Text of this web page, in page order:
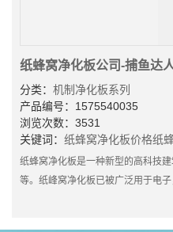
纸蜂窝净化板公司-捕鱼达
分类： 机制净化板系列
产品编号：1575540035
浏览次数：3531
关键词： 纸蜂窝净化板价格纸
纸蜂窝净化板是一种新型的高科技
等。纸峰窝净化板已被广泛用于电